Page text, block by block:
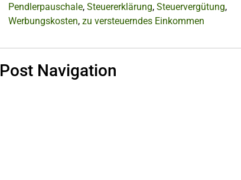
Pendlerpauschale, Steuererklärung, Steuervergütung,
Werbungskosten, zu versteuerndes Einkommen
Post Navigation